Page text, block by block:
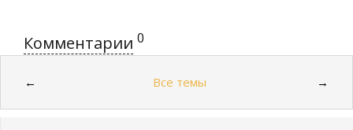
Комментарии 0
← Все темы →